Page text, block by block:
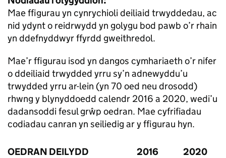
Mae ffigurau yn cynrychioli deiliaid trwyddedau, ac
nid ydynt o reidrwydd yn golygu bod pawb o’r rhain
yn ddefnyddwyr ffyrdd gweithredol.
Mae’r ffigurau isod yn dangos cymhariaeth o’r nifer
o ddeiliaid trwydded yrru sy’n adnewyddu’u
trwydded yrru ar-lein (yn 70 oed neu drosodd)
rhwng y blynyddoedd calendr 2016 a 2020, wedi’u
dadansoddi fesul grŵp oedran. Mae cyfrifiadau
codiadau canran yn seiliedig ar y ffigurau hyn.
OEDRAN DEILYDD
2016 2020